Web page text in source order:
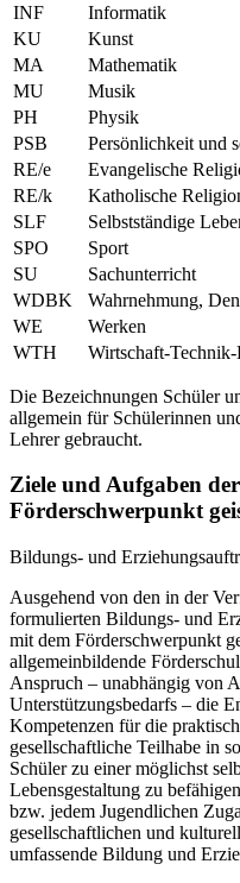
INF
Informatik
KU
Kunst
MA
Mathematik
MU
Musik
PH
Physik
PSB
Persönlichkeit und
RE/e
Evangelische
RE/k
Katholische
SLF
Selbstständige
SPO
Sport
SU
Sachunterricht
WDBK
Wahrnehmung,
WE
Werken
WTH
Wirtschaft-
Die Bezeichnungen Schüler
allgemein für Schülerinnen
Lehrer gebraucht.
Ziele und Aufgaben
Förderschwerpunkt
Bildungs- und
Ausgehend von den in der
formulierten Bildungs- und
mit dem Förderschwerpunkt
allgemeinbildende
Anspruch – unabhängig von
Unterstützungsbedarfs – die
Kompetenzen für die
gesellschaftliche Teilhabe in
Schüler zu einer möglichst
Lebensgestaltung zu
bzw. jedem Jugendlichen
gesellschaftlichen und
umfassende Bildung und